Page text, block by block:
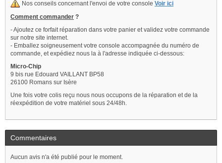
Nos conseils concernant l'envoi de votre console Voir ici
Comment commander ?
- Ajoutez ce forfait réparation dans votre panier et validez votre commande
sur notre site internet.
- Emballez soigneusement votre console accompagnée du numéro de
commande, et expédiez nous la à l'adresse indiquée ci-dessous:
Micro-Chip
9 bis rue Edouard VAILLANT BP58
26100 Romans sur Isère
Une fois votre colis reçu nous nous occupons de la réparation et de la
réexpédition de votre matériel sous 24/48h.
Commentaires
Aucun avis n'a été publié pour le moment.